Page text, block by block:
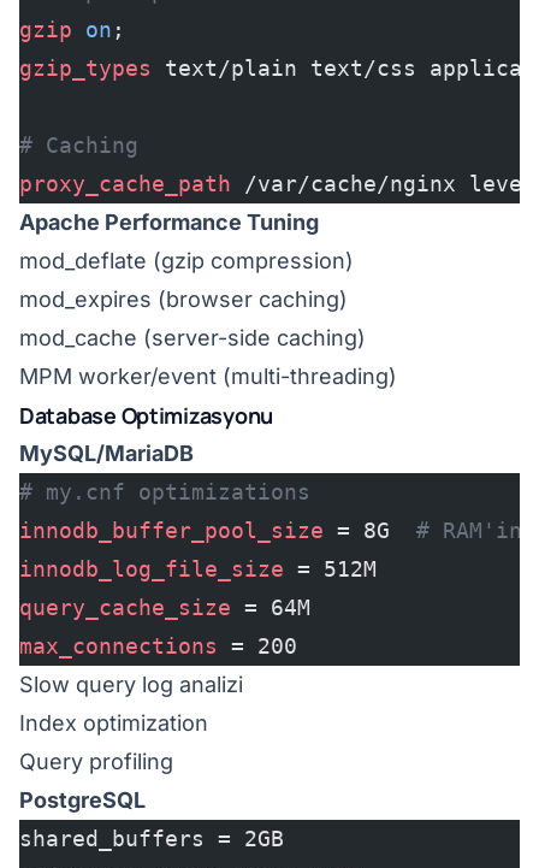
gzip on ;
gzip_types text/plain text/css
# Caching
proxy_cache_path /var/cache/nginx
Apache Performance Tuning
mod_deflate (gzip compression)
mod_expires (browser caching)
mod_cache (server-side caching)
MPM worker/event (multi-threading)
Database Optimizasyonu
MySQL/MariaDB
# my.cnf optimizations
innodb_buffer_pool_size = 8G # RAM'in
innodb_log_file_size = 512M
query_cache_size = 64M
max_connections = 200
Slow query log analizi
Index optimization
Query profiling
PostgreSQL
shared_buffers = 2GB